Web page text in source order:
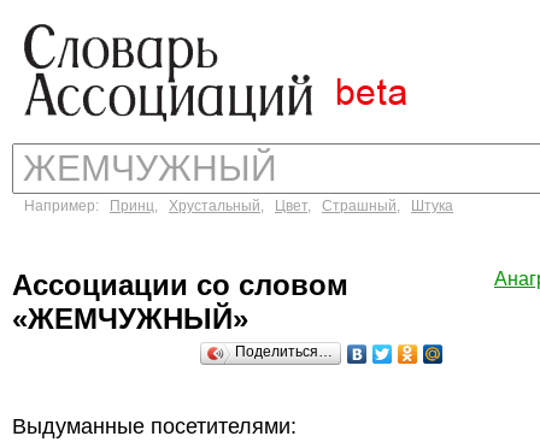
Например: Принц, Хрустальный, Цвет, Страшный, Штука
Ассоциации со словом
«ЖЕМЧУЖНЫЙ»
Поделиться…
Выдуманные посетителями: